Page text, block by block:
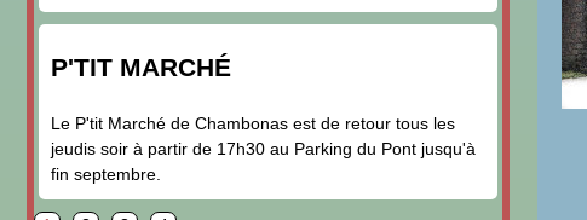
P'TIT MARCHÉ
Le P'tit Marché de Chambonas est de retour tous les
jeudis soir à partir de 17h30 au Parking du Pont jusqu'à
fin septembre.